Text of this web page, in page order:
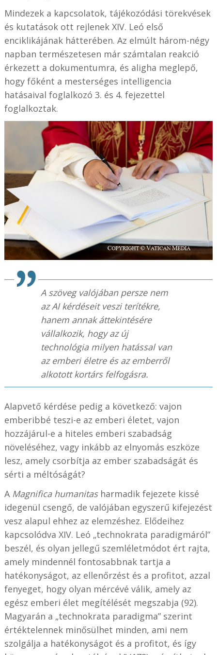
Mindezek a kapcsolatok, tájékozódási törekvések
és kutatások ott rejlenek XIV. Leó első
enciklikájának hátterében. Az elmúlt három-négy
napban természetesen már számtalan reakció
érkezett a dokumentumra, és aligha meglepő,
hogy főként a mesterséges intelligencia
hatásaival foglalkozó 3. és 4. fejezettel
foglalkoztak.
A szöveg valójában persze nem
az AI kérdéseit veszi terítékre,
hanem annak áttekintésére
vállalkozik, hogy az új
technológia milyen hatással van
az emberi életre és az emberről
alkotott kortárs felfogásra.
Alapvető kérdése pedig a következő: vajon
emberibbé teszi-e az emberi életet, vajon
hozzájárul-e a hiteles emberi szabadság
növeléséhez, vagy inkább az elnyomás eszköze
lesz, amely csorbítja az ember szabadságát és
sérti a méltóságát?
A Magnifica humanitasharmadik fejezete kissé
idegenül csengő, de valójában egyszerű kifejezést
vesz alapul ehhez az elemzéshez. Elődeihez
kapcsolódva XIV. Leó „technokrata paradigmáról”
beszél, és olyan jellegű szemléletmódot ért rajta,
amely mindennél fontosabbnak tartja a
hatékonyságot, az ellenőrzést és a profitot, azzal
fenyeget, hogy olyan mércévé válik, amely az
egész emberi élet megítélését megszabja (92).
Magyarán a „technokrata paradigma” szerint
értéktelennek minősülhet minden, ami nem
szolgálja a hatékonyságot és a profitot, és így